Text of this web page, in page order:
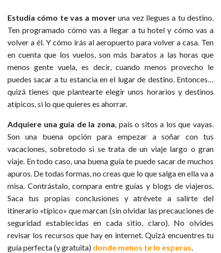
Estudia cómo te vas a moveruna vez llegues a tu destino.
Ten programado cómo vas a llegar a tu hotel y cómo vas a
volver a él. Y cómo irás al aeropuerto para volver a casa. Ten
en cuenta que los vuelos, son más baratos a las horas que
menos gente vuela, es decir, cuando menos provecho le
puedes sacar a tu estancia en el lugar de destino. Entonces…
quizá tienes que plantearte elegir unos horarios y destinos
atípicos, si lo que quieres es ahorrar.
Adquiere una guía de la zona, país o sitos a los que vayas.
Son una buena opción para empezar a soñar con tus
vacaciones, sobretodo si se trata de un viaje largo o gran
viaje. En todo caso, una buena guía te puede sacar de muchos
apuros. De todas formas, no creas que lo que salga en ella va a
misa. Contrástalo, compara entre guías y blogs de viajeros.
Saca tus propias conclusiones y atrévete a salirte del
itinerario «típico» que marcan (sin olvidar las precauciones de
seguridad establecidas en cada sitio, claro). No olvides
revisar los recursos que hay en internet. Quizá encuentres tu
guía perfecta (y gratuita) donde menos te lo esperas.